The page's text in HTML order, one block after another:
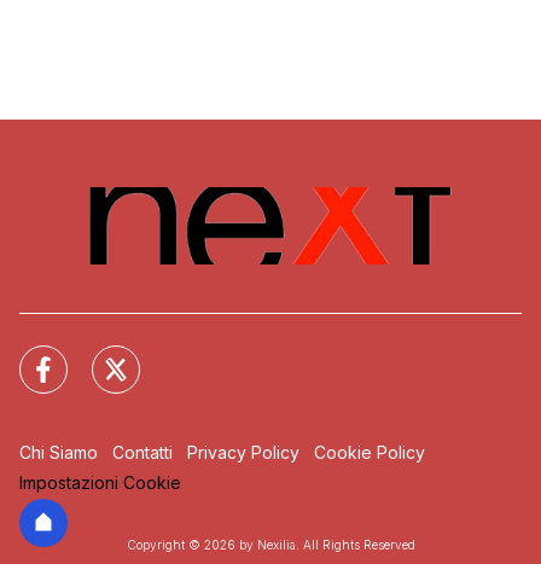
Chi Siamo Contatti Privacy Policy
Cookie Policy
Impostazioni Cookie
Copyright © 2026 by Nexilia. All Rights Reserved